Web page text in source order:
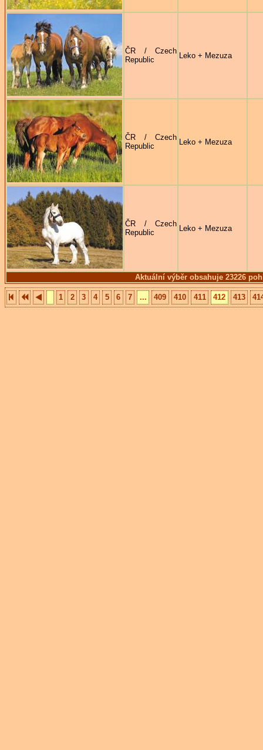
Aktuální výběr obsahuje 23226
ČR / Czech
Republic
Leko + Mezuza
ČR / Czech
Republic
Leko + Mezuza
ČR / Czech
Republic
Leko + Mezuza
1 2 3 4 5 6 7 ... 409 410 411 412 413